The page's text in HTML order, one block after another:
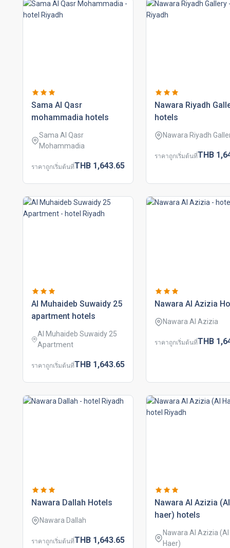
sama al qasr
mohammadia hotels
Sama Al Qasr
Mohammadia
ราคาถูกเริ่มต้นที่THB 1,643.65
nawara riyadh
hotels
Nawara Riyadh
ราคาถูกเริ่มต้นที่THB
al muhaideb suwaidy 25
apartment hotels
Al Muhaideb Suwaidy 25
Apartment
ราคาถูกเริ่มต้นที่THB 1,643.65
nawara al azizia
Nawara Al Azizia
ราคาถูกเริ่มต้นที่THB
nawara dallah hotels
Nawara Dallah
ราคาถูกเริ่มต้นที่THB 1,643.65
nawara al azizia (al
haer) hotels
Nawara Al Azizia (Al
Haer)